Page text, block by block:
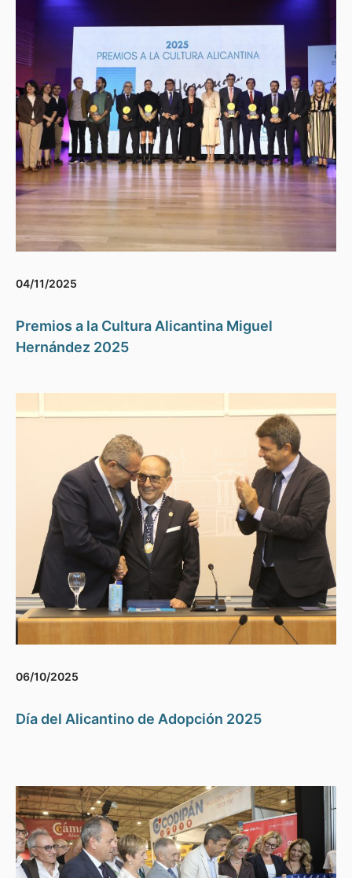
04/11/2025
Premios a la Cultura Alicantina Miguel
Hernández 2025
06/10/2025
Día del Alicantino de Adopción 2025